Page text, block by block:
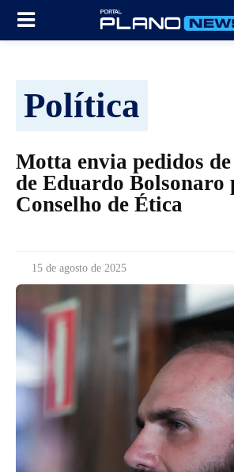
Política
Motta envia pedidos de
de Eduardo Bolsonaro
Conselho de Ética
15 de agosto de 2025